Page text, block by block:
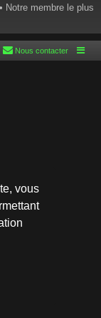
vous
Notre membre le plus
Nous contacter
Limited